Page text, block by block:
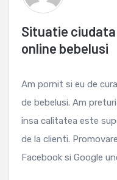
Situatie
online bebelusi
Am pornit si eu de
de bebelusi. Am
insa calitatea este
de la clienti.
Facebook si Google